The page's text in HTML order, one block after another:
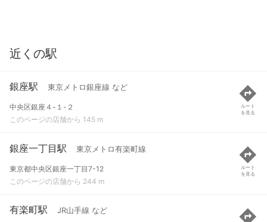
近くの駅
銀座駅 東京メトロ銀座線 など
中央区銀座４-１-２
このページの店舗から 145 m
ルート
を見る
銀座一丁目駅 東京メトロ有楽町線
東京都中央区銀座一丁目7-12
このページの店舗から 244 m
ルート
を見る
有楽町駅 JR山手線 など